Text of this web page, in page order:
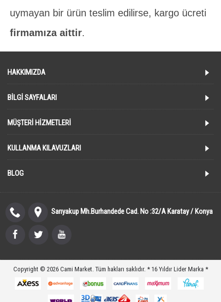
uymayan bir ürün teslim edilirse, kargo ücreti
firmamıza aittir.
HAKKIMIZDA
BILGI SAYFALARI
MÜŞTERI HIZMETLERI
KULLANMA KILAVUZLARI
BLOG
Sarıyakup Mh.Burhandede Cad. No :32/A Karatay / Konya
Copyright © 2026 Cami Market. Tüm hakları saklıdır. * 16 Yıldır Lider Marka *